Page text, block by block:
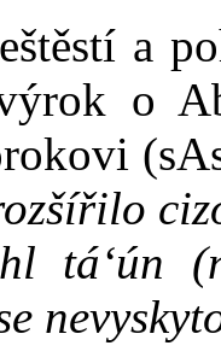
a
výrok o
tá‘ún